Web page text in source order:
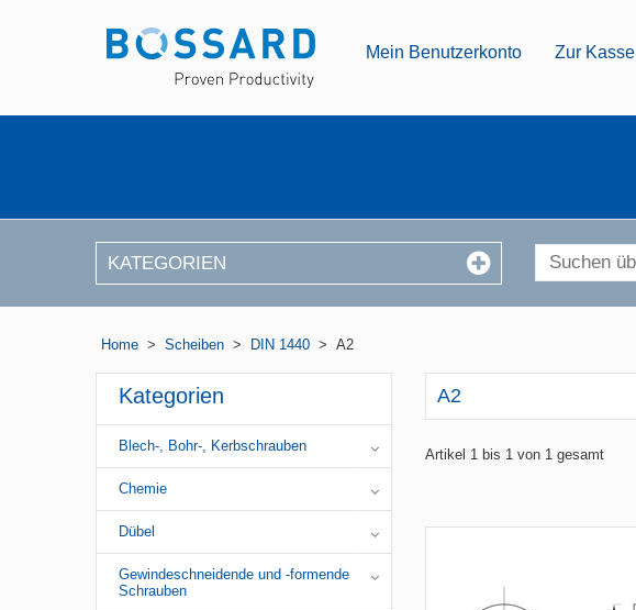
Mein Benutzerkonto Zur Kasse
KATEGORIEN
Home > Scheiben > DIN 1440 > A2
A2
Artikel 1 bis 1 von 1 gesamt
Kategorien
Blech-, Bohr-, Kerbschrauben
Chemie
Dübel
Gewindeschneidende und -formende
Schrauben